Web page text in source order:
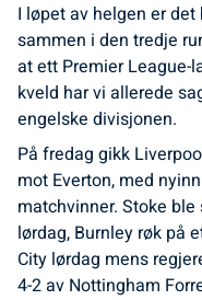
I løpet av helgen er
sammen i den tredje
at ett Premier League-
kveld har vi allerede
engelske divisjonen.
På fredag gikk
mot Everton, med
matchvinner. Stoke
lørdag, Burnley røk på
City lørdag mens
4-2 av Nottingham